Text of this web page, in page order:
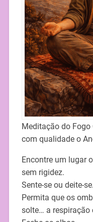
Meditação do
com qualidade o
Encontre um lugar
sem rigidez.
Sente-se ou deite-se.
Permita que os
solte… a respiração